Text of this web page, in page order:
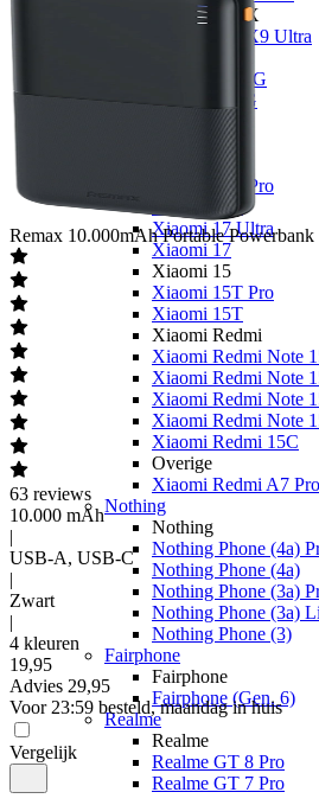
OPPO Find X
OPPO Find X9 Ultra
OPPO A6x 5G
OPPO A6 5G
OPPO A40
Xiaomi 17
Xiaomi 17T Pro
Xiaomi 17T
Xiaomi 17 Ultra
Xiaomi 17
Xiaomi 15
Xiaomi 15T Pro
Xiaomi 15T
Xiaomi Redmi
Xiaomi Redmi Note
Xiaomi Redmi Note
Xiaomi Redmi Note
Xiaomi Redmi Note
Xiaomi Redmi 15C
Overige
Xiaomi Redmi A7 Pro
Nothing
Nothing
Nothing Phone (4a)
Nothing Phone (4a)
Nothing Phone (3a)
Nothing Phone (3a)
Nothing Phone (3)
Fairphone
Fairphone
Fairphone (Gen. 6)
Realme
Realme
Realme GT 8 Pro
Realme GT 7 Pro
Remax 10.000mAh Portable Powerbank
63 reviews
10.000 mAh
|
USB-A, USB-C
|
Zwart
|
4 kleuren
19,95
Advies 29,95
Voor 23:59 besteld, maandag in huis
Vergelijk